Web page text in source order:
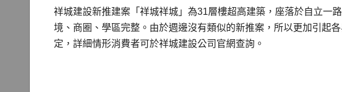
祥城建設新推建案「祥城祥城」為31層樓超高建築，座落於自立一
境、商圈、學區完整。由於週邊沒有類似的新推案，所以更加引起
定，詳細情形消費者可於祥城建設公司官網查詢。